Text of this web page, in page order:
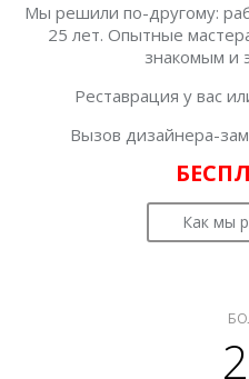
Мы решили по-другому:
25 лет. Опытные
знакомым и
Реставрация у вас
Вызов дизайнера-
Как мы